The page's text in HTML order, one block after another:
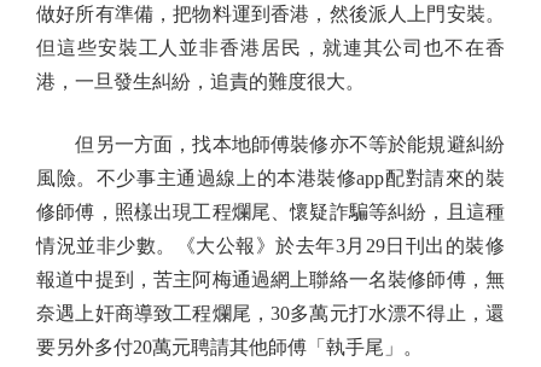
做好所有準備，把物料運到香港，然後派人上門安裝。
但這些安裝工人並非香港居民，就連其公司也不在香
港，一旦發生糾紛，追責的難度很大。
但另一方面，找本地師傅裝修亦不等於能規避糾紛
風險。不少事主通過線上的本港裝修app配對請來的裝
修師傅，照樣出現工程爛尾、懷疑詐騙等糾紛，且這種
情況並非少數。《大公報》於去年3月29日刊出的裝修
報道中提到，苦主阿梅通過網上聯絡一名裝修師傅，無
奈遇上奸商導致工程爛尾，30多萬元打水漂不得止，還
要另外多付20萬元聘請其他師傅「執手尾」。